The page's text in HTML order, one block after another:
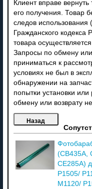
Клиент вправе
его получения. Товар
следов использования
Гражданского кодекса
товара осуществляется
Запросы по обмену или
приниматься к
условиях не был в
обнаружении на
попытки установки
обмену или возврату
(CB435A,
CE285A)
P1505/
M1120/